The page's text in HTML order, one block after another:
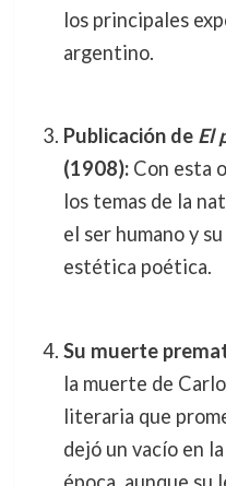
los principales
argentino.
Publicación de El
(1908):Con esta
los temas de la
el ser humano y
estética poética.
Su muerte
la muerte de
literaria que
dejó un vacío en